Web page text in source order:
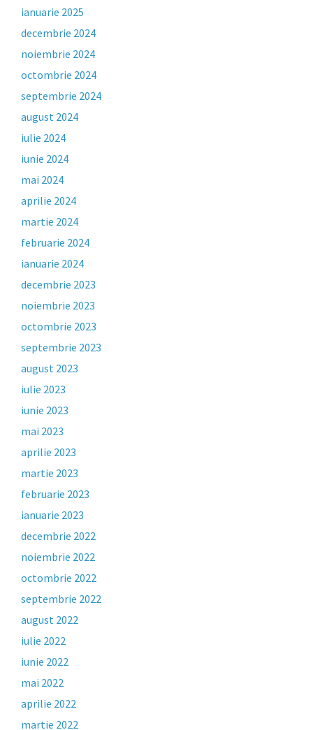
ianuarie 2025
decembrie 2024
noiembrie 2024
octombrie 2024
septembrie 2024
august 2024
iulie 2024
iunie 2024
mai 2024
aprilie 2024
martie 2024
februarie 2024
ianuarie 2024
decembrie 2023
noiembrie 2023
octombrie 2023
septembrie 2023
august 2023
iulie 2023
iunie 2023
mai 2023
aprilie 2023
martie 2023
februarie 2023
ianuarie 2023
decembrie 2022
noiembrie 2022
octombrie 2022
septembrie 2022
august 2022
iulie 2022
iunie 2022
mai 2022
aprilie 2022
martie 2022